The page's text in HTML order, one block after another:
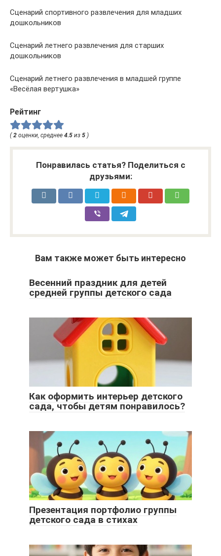
Сценарий спортивного развлечения для младших
дошкольников
Сценарий летнего развлечения для старших
дошкольников
Сценарий летнего развлечения в младшей группе
«Весёлая вертушка»
Рейтинг
(2 оценки, среднее 4.5 из 5 )
Понравилась статья? Поделиться с
друзьями:
Вам также может быть интересно
Весенний праздник для детей
средней группы детского сада
Как оформить интерьер детского
сада, чтобы детям понравилось?
Презентация портфолио группы
детского сада в стихах